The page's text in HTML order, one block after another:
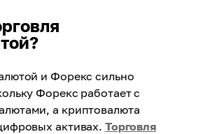
и Форекс сильно
Форекс работает с
а криптовалюта
активах. Торговля